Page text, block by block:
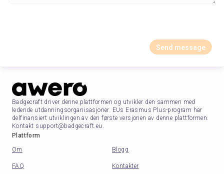
Send message
Badgecraft driver denne plattformen og utvikler den sammen med
ledende utdanningsorganisasjoner. EUs Erasmus Plus-program har
delfinansiert utviklingen av den første versjonen av denne plattformen.
Kontakt support@badgecraft.eu.
Plattform
Om
Blogg
FAQ
Kontakter